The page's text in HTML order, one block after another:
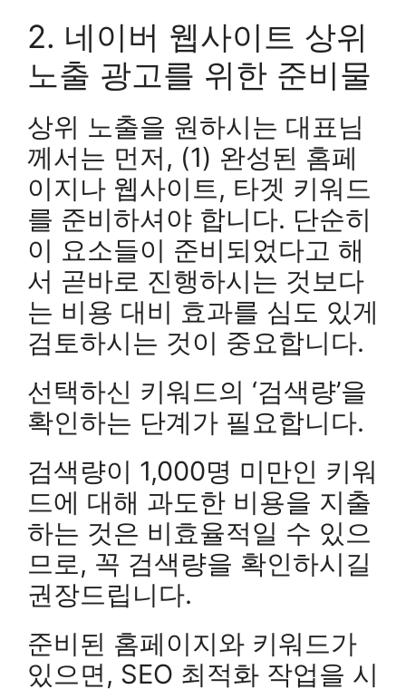
2. 네이버 웹사이트 상위
노출 광고를 위한 준비물
상위 노출을 원하시는 대표님
께서는 먼저, (1) 완성된 홈페
이지나 웹사이트, 타겟 키워드
를 준비하셔야 합니다. 단순히
이 요소들이 준비되었다고 해
서 곧바로 진행하시는 것보다
는 비용 대비 효과를 심도 있게
검토하시는 것이 중요합니다.
선택하신 키워드의 ‘검색량’을
확인하는 단계가 필요합니다.
검색량이 1,000명 미만인 키워
드에 대해 과도한 비용을 지출
하는 것은 비효율적일 수 있으
므로, 꼭 검색량을 확인하시길
권장드립니다.
준비된 홈페이지와 키워드가
있으면, SEO 최적화 작업을 시